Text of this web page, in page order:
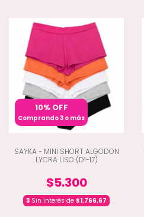
10% OFF
Comprando 3 o más
SAYKA - MINI SHORT ALGODON
LYCRA LISO (D1-17)
$5.300
3 Sin interés de $1.766,67